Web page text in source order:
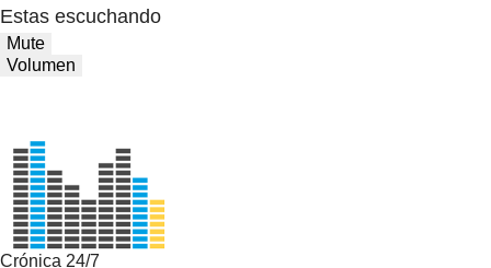
Estas escuchando
Mute
Volumen
Crónica 24/7